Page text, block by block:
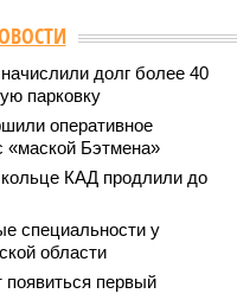
долг более 40
парковку
оперативное
Бэтмена»
КАД продлили до
специальности у
области
первый